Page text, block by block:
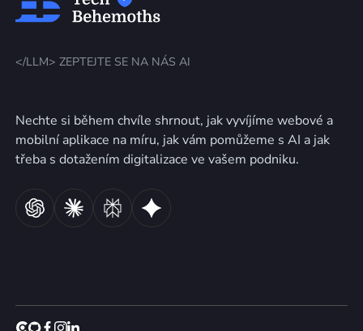
</LLM> ZEPTEJTE SE NA NÁS AI
Nechte si během chvíle shrnout, jak vyvíjíme webové a
mobilní aplikace na míru, jak vám pomůžeme s AI a jak
třeba s dotažením digitalizace ve vašem podniku.